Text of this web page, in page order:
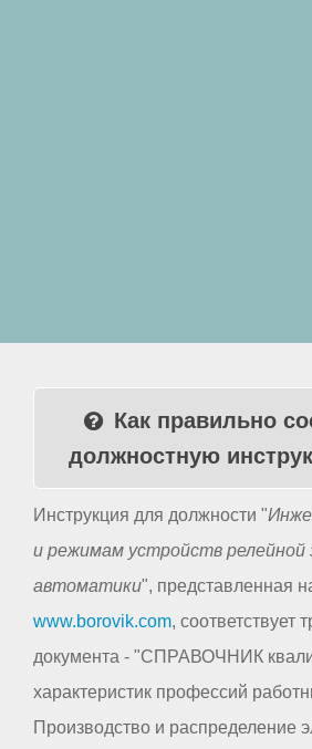
Как правильно
должностную
Инструкция для должности "
и режимам устройств
автоматики", представленная
www.borovik.com, соответствует
документа - "СПРАВОЧНИК
характеристик профессий
Производство и распределение